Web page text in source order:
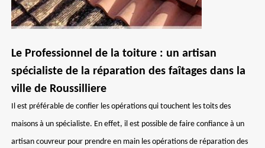
Le Professionnel de la toiture : un artisan
spécialiste de la réparation des faîtages dans la
ville de Roussilliere
Il est préférable de confier les opérations qui touchent les toits des
maisons à un spécialiste. En effet, il est possible de faire confiance à un
artisan couvreur pour prendre en main les opérations de réparation des